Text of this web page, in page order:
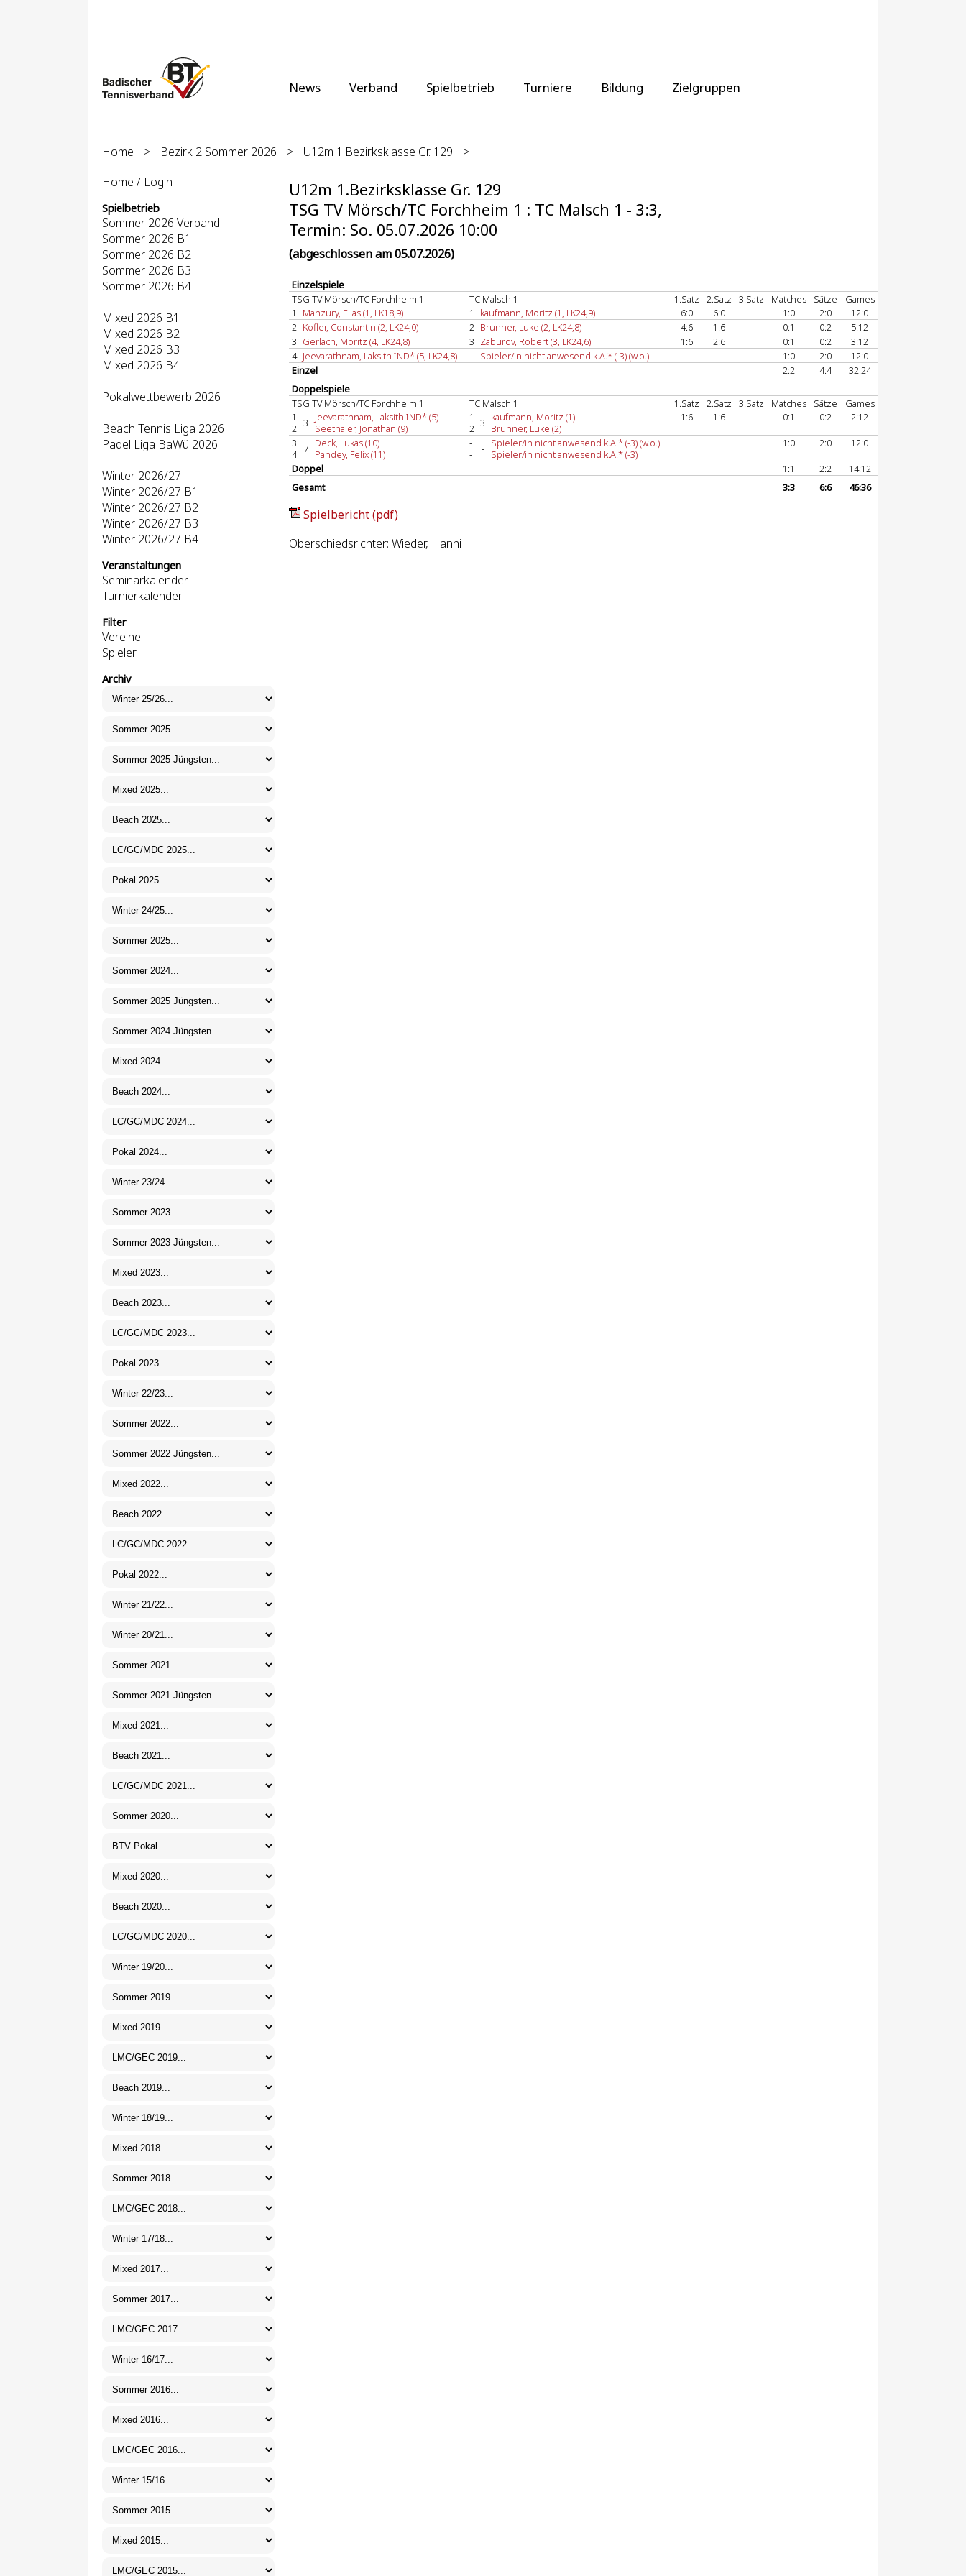
News Verband Spielbetrieb Turniere Bildung Zielgruppen
Home > Bezirk 2 Sommer 2026 > U12m 1.Bezirksklasse Gr. 129
>
Home / Login
Spielbetrieb
Sommer 2026 Verband
Sommer 2026 B1
Sommer 2026 B2
Sommer 2026 B3
Sommer 2026 B4
Mixed 2026 B1
Mixed 2026 B2
Mixed 2026 B3
Mixed 2026 B4
Pokalwettbewerb 2026
Beach Tennis Liga 2026
Padel Liga BaWü 2026
Winter 2026/27
Winter 2026/27 B1
Winter 2026/27 B2
Winter 2026/27 B3
Winter 2026/27 B4
Veranstaltungen
Seminarkalender
Turnierkalender
Filter
Vereine
Spieler
Archiv
U12m 1.Bezirksklasse Gr. 129
TSG TV Mörsch/TC Forchheim 1 : TC Malsch 1 - 3:3,
Termin: So. 05.07.2026 10:00
(abgeschlossen am 05.07.2026)
Einzelspiele
TSG TV Mörsch/TC Forchheim 1
TC Malsch 1 1.Satz 2.Satz 3.Satz Matches Sätze
Games
1
Manzury, Elias (1, LK18,9) 1 kaufmann, Moritz (1, LK24,9) 6:0 6:0 1:0 2:0
12:0
2 Kofler, Constantin (2, LK24,0) 2 Brunner, Luke (2, LK24,8) 4:6 1:6 0:1 0:2
5:12
3 Gerlach, Moritz (4, LK24,8) 3 Zaburov, Robert (3, LK24,6) 1:6 2:6 0:1 0:2
3:12
4 Jeevarathnam, Laksith IND* (5, LK24,8) - Spieler/in nicht anwesend k.A.* (-3) (w.o.) 1:0 2:0
12:0
Einzel
2:2 4:4
32:24
Doppelspiele
TSG TV Mörsch/TC Forchheim 1
TC Malsch 1 1.Satz 2.Satz 3.Satz Matches Sätze
Games
1
2 3
Jeevarathnam, Laksith IND* (5)
Seethaler, Jonathan (9)
1
2 3 kaufmann, Moritz (1)
Brunner, Luke (2)
1:6 1:6 0:1 0:2
2:12
3
4 7 Deck, Lukas (10)
Pandey, Felix (11)
-
-
- Spieler/in nicht anwesend k.A.* (-3) (w.o.)
Spieler/in nicht anwesend k.A.* (-3)
1:0 2:0
12:0
Doppel
1:1 2:2
14:12
Gesamt
3:3 6:6 46:36
Spielbericht (pdf)
Oberschiedsrichter: Wieder, Hanni